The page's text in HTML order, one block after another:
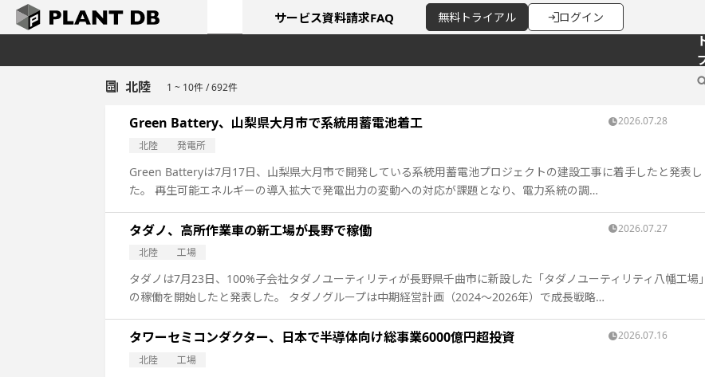
無料 トライアル ログイン
サービス資料請求FAQ
北陸 1 ~ 10件 / 692件
Green Battery、山梨県大月市で系統用蓄電池着工
北陸 発電所
2026.07.28
Green Batteryは7月17日、山梨県大月市で開発している系統用蓄電池プロジェクトの建設工事に着手したと発表し
た。 再生可能エネルギーの導入拡大で発電出力の変動への対応が課題となり、電力系統の調…
タダノ、高所作業車の新工場が長野で稼働
北陸 工場
2026.07.27
タダノは7月23日、100%子会社タダノユーティリティが長野県千曲市に新設した「タダノユーティリティ八幡工場」
の稼働を開始したと発表した。 タダノグループは中期経営計画（2024～2026年）で成長戦略…
タワーセミコンダクター、日本で半導体向け総事業6000億円超投資
北陸 工場
2026.07.16